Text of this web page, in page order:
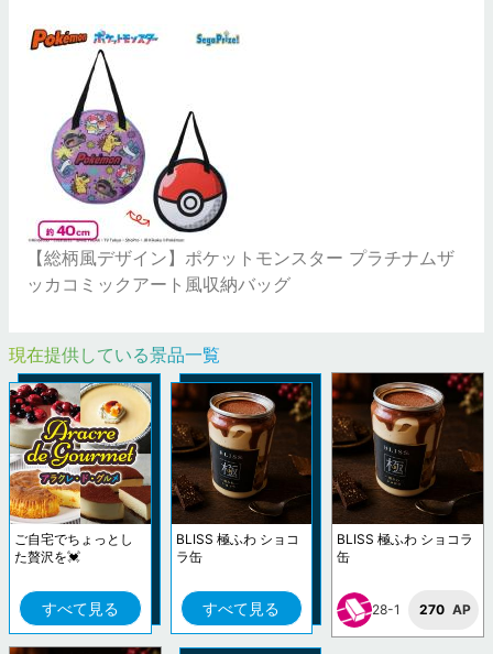
【総柄風デザイン】ポケットモンスター プラチナムザ
ッカコミックアート風収納バッグ
現在提供している景品一覧
ご自宅でちょっとし
た贅沢を💓
すべて見る
BLISS 極ふわ ショコ
ラ缶
すべて見る
BLISS 極ふわ ショコラ
缶
28-1 270 AP